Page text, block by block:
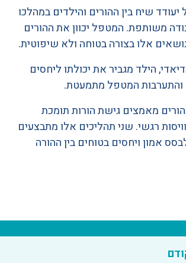
שיח בין ההורים והילדים במהלכו
משותפת. המטפל יכוון את ההורים
אלו בצורה בטוחה ולא שיפוטית.
הילד מגביר את יכולתו ליחסים
והתערבות המטפל מתמעטת.
מאמצים גישת הורות תומכת
רגשי. שני תהליכים אלו מתבצעים
אמון ויחסים בטוחים בין ההורה